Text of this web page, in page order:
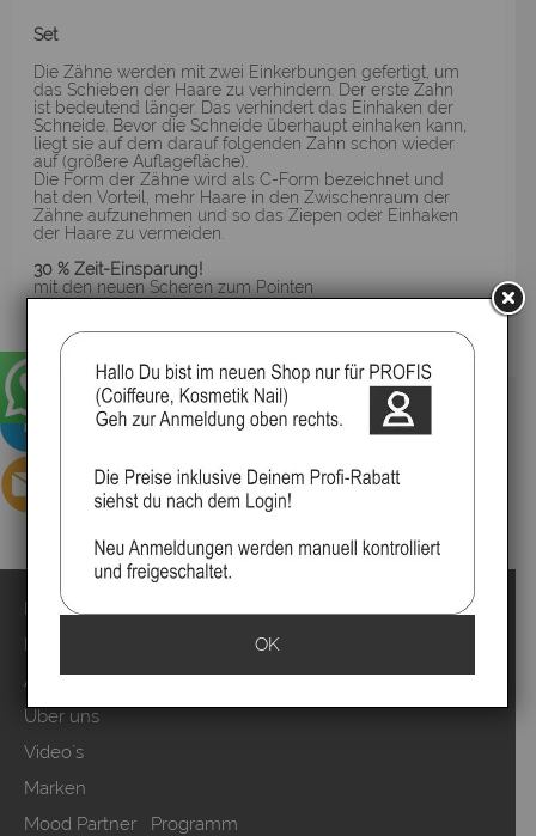
Set
Die Zähne werden mit zwei Einkerbungen gefertigt, um
das Schieben der Haare zu verhindern. Der erste Zahn
ist bedeutend länger. Das verhindert das Einhaken der
Schneide. Bevor die Schneide überhaupt einhaken kann,
liegt sie auf dem darauf folgenden Zahn schon wieder
auf (größere Auflagefläche).
Die Form der Zähne wird als C-Form bezeichnet und
hat den Vorteil, mehr Haare in den Zwischenraum der
Zähne aufzunehmen und so das Ziepen oder Einhaken
der Haare zu vermeiden.
30 % Zeit-Einsparung!
mit den neuen Scheren zum Pointen
Impressum
Kontakt
Anmelden
Über uns
Video`s
Marken
Mood Partner Programm
OK